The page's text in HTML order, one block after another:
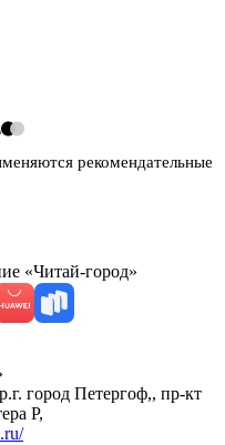
рекомендательные
«Читай-город»
город Петергоф,, пр-кт
Р,